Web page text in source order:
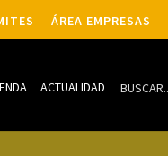
ÁREA EMPRESAS
ACTUALIDAD